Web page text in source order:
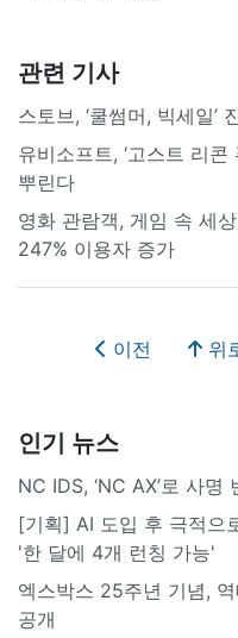
관련 기사
스토브, ‘쿨썸머, 빅세일
유비소프트, ‘고스트 리
뿌린다
영화 관람객, 게임 속 세
247% 이용자 증가
이전 위
인기 뉴스
NC IDS, ‘NC AX’로 사명
[기획] AI 도입 후 극적으
'한 달에 4개 런칭 가능'
엑스박스 25주년 기념,
공개